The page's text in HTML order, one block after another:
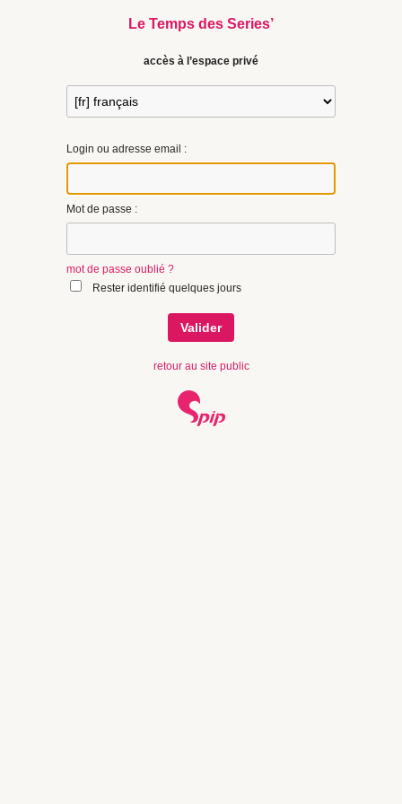
Le Temps des Series’
accès à l’espace privé
Login ou adresse email :
Mot de passe :
mot de passe oublié ?
Rester identifié quelques jours
retour au site public